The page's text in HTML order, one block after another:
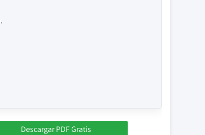
Descargar PDF Gratis